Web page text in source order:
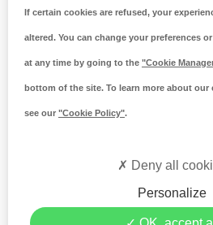
Circuit des Buttes
Circuit Paysages et
DESERT
Circuit de la Morinais à
If certain cookies are refused, your
altered. You can change your preferences
at any time by going to the "Cookie
bottom of the site. To learn more about our
see our "Cookie Policy".
Personalize
Deny all